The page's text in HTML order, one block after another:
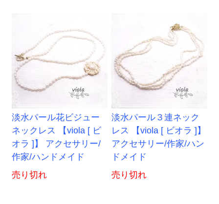
淡水パール花ビジュー
ネックレス 【viola [ ビ
オラ ]】 アクセサリー/
作家/ハンドメイド
売り切れ
淡水パール３連ネック
レス 【viola [ ビオラ ]】
アクセサリー/作家/ハン
ドメイド
売り切れ